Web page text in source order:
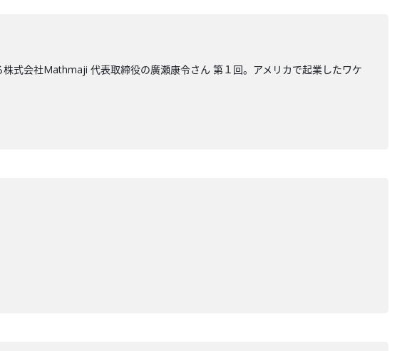
式会社Mathmaji 代表取締役の廣瀬康令さん 第１回。アメリカで起業したワケ